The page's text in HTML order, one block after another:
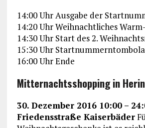
14:00 Uhr Ausgabe der
14:20 Uhr Weihnachtliches
14:30 Uhr Start des 2.
15:30 Uhr Startnummerntombola
16:00 Uhr Ende
Mitternachtsshopping in
30. Dezember 2016 10:00 –
Friedensstraße Kaiserbäder